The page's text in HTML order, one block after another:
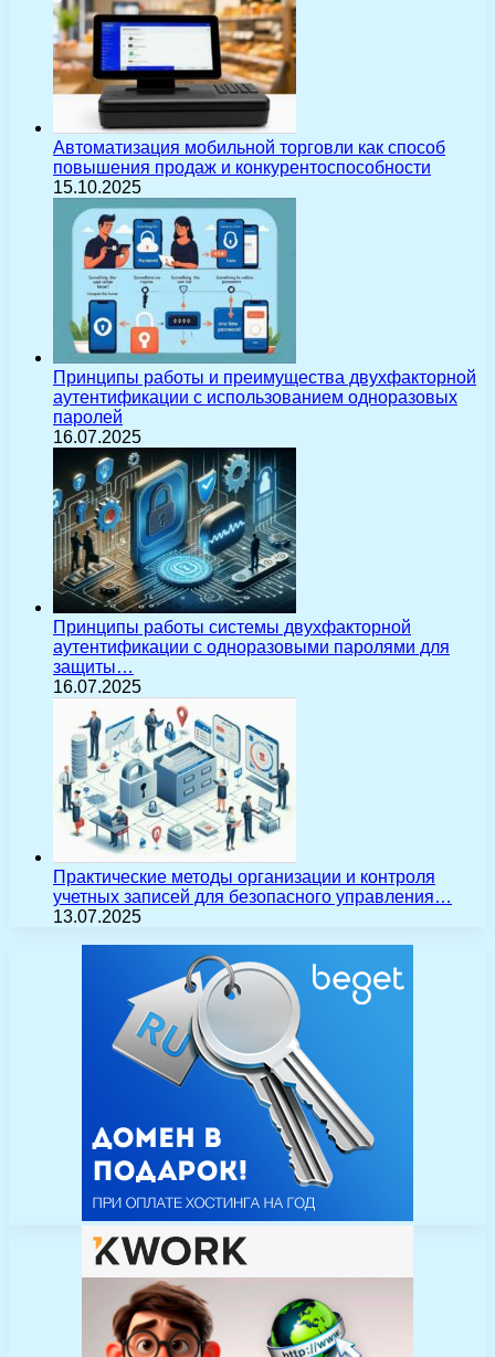
Автоматизация мобильной торговли как способ
повышения продаж и конкурентоспособности
15.10.2025
Принципы работы и преимущества двухфакторной
аутентификации с использованием одноразовых
паролей
16.07.2025
Принципы работы системы двухфакторной
аутентификации с одноразовыми паролями для
защиты…
16.07.2025
Практические методы организации и контроля
учетных записей для безопасного управления…
13.07.2025